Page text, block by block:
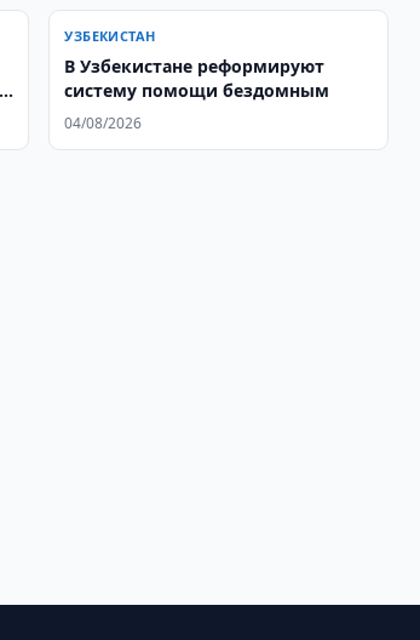
УЗБЕКИСТАН
В Узбекистане реформируют
систему помощи бездомным
04/08/2026